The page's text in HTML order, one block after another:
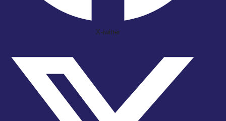
X-twitter